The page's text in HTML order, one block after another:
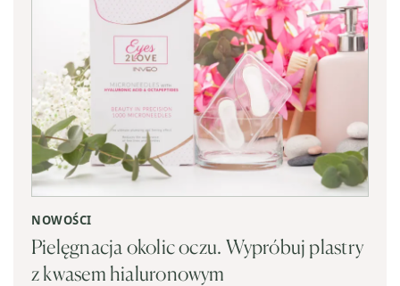
NOWOŚCI
Pielęgnacja okolic oczu. Wypróbuj plastry
z kwasem hialuronowym